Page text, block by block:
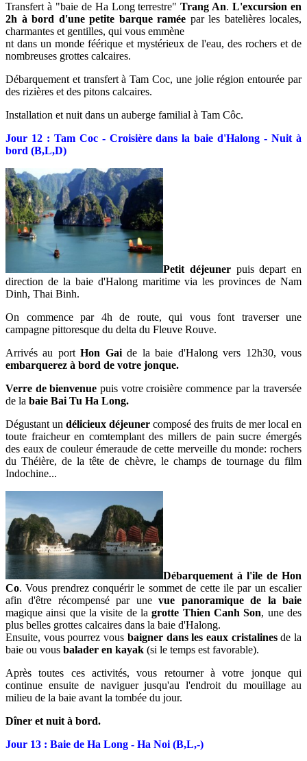
Transfert à "baie de Ha Long terrestre"Trang An.L'excursion en
2h à bord d'une petite barque ramée par les batelières locales,
charmantes et gentilles, qui vous emmène
nt dans un monde féérique et mystérieux de l'eau, des rochers et de
nombreuses grottes calcaires.
Débarquement et transfert à Tam Coc, une jolie région entourée par
des rizières et des pitons calcaires.
Installation et nuit dans un auberge familial à Tam Côc.
Jour 12 : Tam Coc - Croisière dans la baie d'Halong - Nuit à
bord (B,L,D)
Petit déjeunerpuis depart en
direction de la baie d'Halong maritime via les provinces de Nam
Dinh, Thai Binh.
On commence par 4h de route, qui vous font traverser une
campagne pittoresque du delta du Fleuve Rouve.
Arrivés au portHon Gaide la baie d'Halong vers 12h30, vous
embarquerez à bord de votre jonque.
Verre de bienvenue puis votre croisière commence par la traversée
de la baie Bai Tu Ha Long.
Dégustant un délicieux déjeuner composé des fruits de mer local en
toute fraicheur en comtemplant des millers de pain sucre émergés
des eaux de couleur émeraude de cette merveille du monde: rochers
du Théière, de la tête de chèvre, le champs de tournage du film
Indochine...
Débarquement à l'ile de Hon
Co. Vous prendrez conquérir le sommet de cette ile par un escalier
afin d'être récompensé par unevue panoramique de la baie
magique ainsi que la visite de lagrotte Thien Canh Son, une des
plus belles grottes calcaires dans la baie d'Halong.
Ensuite, vous pourrez vous baigner dans les eaux cristalinesde la
baie ou vous balader en kayak (si le temps est favorable).
Après toutes ces activités, vous retourner à votre jonque qui
continue ensuite de naviguer jusqu'au l'endroit du mouillage au
milieu de la baie avant la tombée du jour.
Dîner et nuit à bord.
Jour 13 : Baie de Ha Long - Ha Noi (B,L,-)